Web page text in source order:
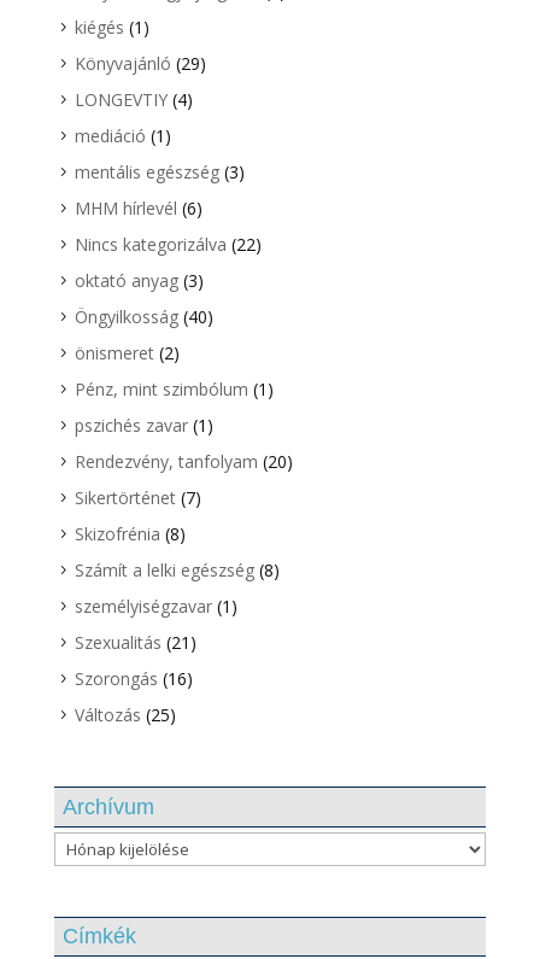
kiégés (1)
Könyvajánló (29)
LONGEVTIY(4)
mediáció (1)
mentális egészség(3)
MHM hírlevél (6)
Nincs kategorizálva (22)
oktató anyag(3)
Öngyilkosság(40)
önismeret(2)
Pénz, mint szimbólum (1)
pszichés zavar(1)
Rendezvény, tanfolyam (20)
Sikertörténet(7)
Skizofrénia (8)
Számít a lelki egészség(8)
személyiségzavar(1)
Szexualitás (21)
Szorongás (16)
Változás (25)
Archívum
Archívum
Címkék